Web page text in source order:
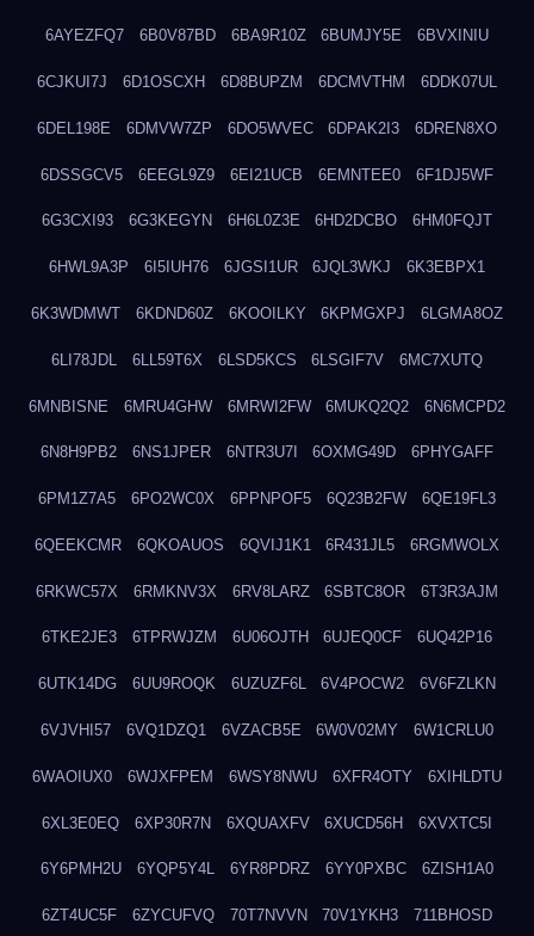
6AYEZFQ7 6B0V87BD 6BA9R10Z 6BUMJY5E 6BVXINIU
6CJKUI7J 6D1OSCXH 6D8BUPZM 6DCMVTHM 6DDK07UL
6DEL198E 6DMVW7ZP 6DO5WVEC 6DPAK2I3 6DREN8XO
6DSSGCV5 6EEGL9Z9 6EI21UCB 6EMNTEE0 6F1DJ5WF
6G3CXI93 6G3KEGYN 6H6L0Z3E 6HD2DCBO 6HM0FQJT
6HWL9A3P 6I5IUH76 6JGSI1UR 6JQL3WKJ 6K3EBPX1
6K3WDMWT 6KDND60Z 6KOOILKY 6KPMGXPJ 6LGMA8OZ
6LI78JDL 6LL59T6X 6LSD5KCS 6LSGIF7V 6MC7XUTQ
6MNBISNE 6MRU4GHW 6MRWI2FW 6MUKQ2Q2 6N6MCPD2
6N8H9PB2 6NS1JPER 6NTR3U7I 6OXMG49D 6PHYGAFF
6PM1Z7A5 6PO2WC0X 6PPNPOF5 6Q23B2FW 6QE19FL3
6QEEKCMR 6QKOAUOS 6QVIJ1K1 6R431JL5 6RGMWOLX
6RKWC57X 6RMKNV3X 6RV8LARZ 6SBTC8OR 6T3R3AJM
6TKE2JE3 6TPRWJZM 6U06OJTH 6UJEQ0CF 6UQ42P16
6UTK14DG 6UU9ROQK 6UZUZF6L 6V4POCW2 6V6FZLKN
6VJVHI57 6VQ1DZQ1 6VZACB5E 6W0V02MY 6W1CRLU0
6WAOIUX0 6WJXFPEM 6WSY8NWU 6XFR4OTY 6XIHLDTU
6XL3E0EQ 6XP30R7N 6XQUAXFV 6XUCD56H 6XVXTC5I
6Y6PMH2U 6YQP5Y4L 6YR8PDRZ 6YY0PXBC 6ZISH1A0
6ZT4UC5F 6ZYCUFVQ 70T7NVVN 70V1YKH3 711BHOSD